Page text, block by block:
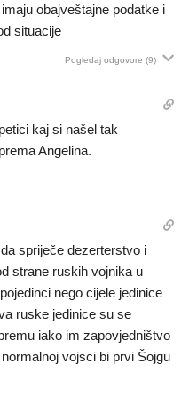
obajveštajne podatke i
situacije
Pogledaj odgovore (9)
kaj si našel tak
Angelina.
spriječe dezerterstvo i
strane ruskih vojnika u
nego cijele jedinice
ruske jedinice su se
iako im zapovjedništvo
vojsci bi prvi Šojgu